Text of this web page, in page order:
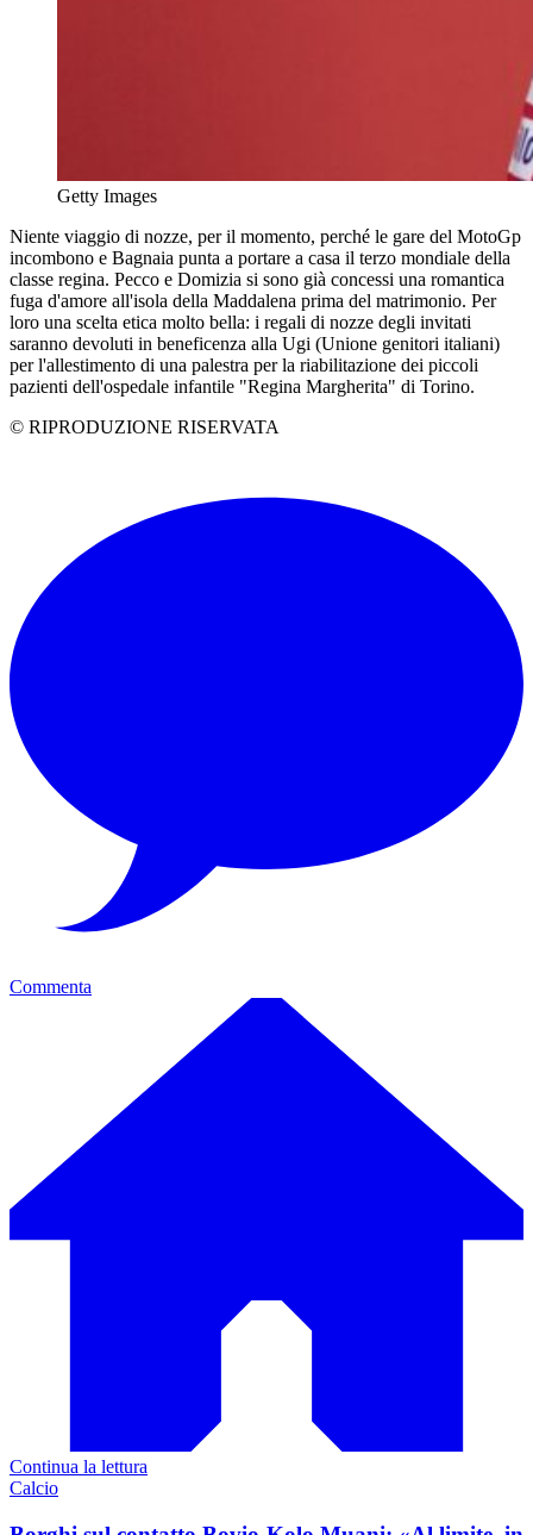
Getty Images
Niente viaggio di nozze, per il momento, perché le gare del MotoGp
incombono e Bagnaia punta a portare a casa il terzo mondiale della
classe regina. Pecco e Domizia si sono già concessi una romantica
fuga d'amore all'isola della Maddalena prima del matrimonio. Per
loro una scelta etica molto bella: i regali di nozze degli invitati
saranno devoluti in beneficenza alla Ugi (Unione genitori italiani)
per l'allestimento di una palestra per la riabilitazione dei piccoli
pazienti dell'ospedale infantile "Regina Margherita" di Torino.
© RIPRODUZIONE RISERVATA
Commenta
Continua la lettura
Calcio